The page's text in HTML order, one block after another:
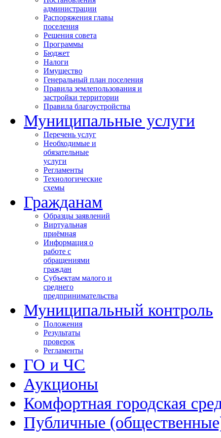
администрации
Распоряжения главы
поселения
Решения совета
Программы
Бюджет
Налоги
Имущество
Генеральный план поселения
Правила землепользования и
застройки территории
Правила благоустройства
Муниципальные услуги
Перечень услуг
Необходимые и
обязательные
услуги
Регламенты
Технологические
схемы
Гражданам
Образцы заявлений
Виртуальная
приёмная
Информация о
работе с
обращениями
граждан
Субъектам малого и
среднего
предпринимательства
Муниципальный контроль
Положения
Результаты
проверок
Регламенты
ГО и ЧС
Аукционы
Комфортная городская
Публичные